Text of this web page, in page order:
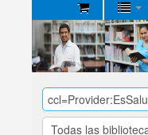
Biblioteca
Central
EsSalud